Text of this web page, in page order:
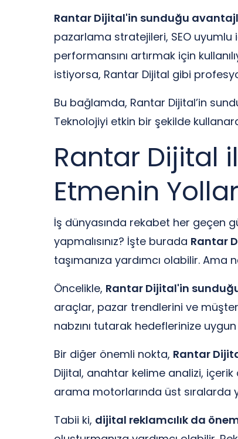
Rantar Dijital'in sunduğu
pazarlama stratejileri, SEO
performansını artırmak için
istiyorsa, Rantar Dijital gibi
Bu bağlamda, Rantar Dijital’in
Teknolojiyi etkin bir şekilde
Rantar Dijital
Etmenin
İş dünyasında rekabet her geçen
yapmalısınız? İşte burada Rantar
taşımanıza yardımcı olabilir. Ama
Öncelikle, Rantar Dijital'in
araçlar, pazar trendlerini ve
nabzını tutarak hedeflerinize
Bir diğer önemli nokta, Rantar
Dijital, anahtar kelime analizi,
arama motorlarında üst sıralarda
Tabii ki, dijital reklamcılık da